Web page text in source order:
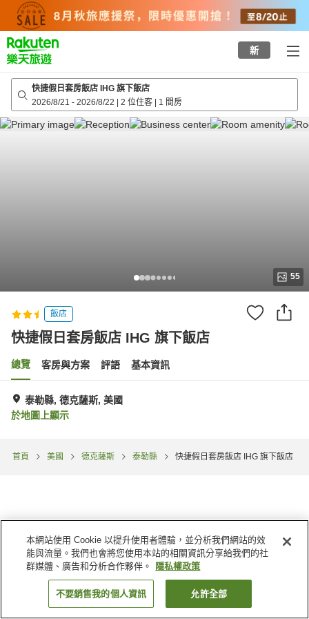
top
page
新
快捷假日套房飯店 IHG 旗下飯店
2026/8/21 - 2026/8/22 | 2 位住客 | 1 間房
55
飯店
快捷假日套房飯店 IHG 旗下飯店
總覽 客房與方案 評語 基本資訊
泰勒縣, 德克薩斯, 美國
於地圖上顯示
首頁 美國 德克薩斯 泰勒縣 快捷假日套房飯店 IHG 旗下飯店
找客房
本網站使用 Cookie 以提升使用者體驗，並分析我們網站的效
能與流量。我們也會將您使用本站的相關資訊分享給我們的社
群媒體、廣告和分析合作夥伴。
隱私權政策
不要銷售我的個人資訊 允許全部